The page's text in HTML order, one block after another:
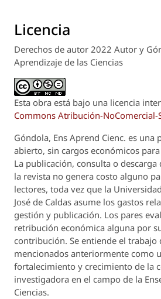
Licencia
Derechos de autor 2022 Autor y
Aprendizaje de las Ciencias
Esta obra está bajo una licencia
Commons Atribución-NoComercial-
Góndola, Ens Aprend Cienc. es una
abierto, sin cargos económicos
La publicación, consulta o
la revista no genera costo alguno
lectores, toda vez que la
José de Caldas asume los gastos
gestión y publicación. Los pares
retribución económica alguna por
contribución. Se entiende el trabajo
mencionados anteriormente como
fortalecimiento y crecimiento de la
investigadora en el campo de la
Ciencias.